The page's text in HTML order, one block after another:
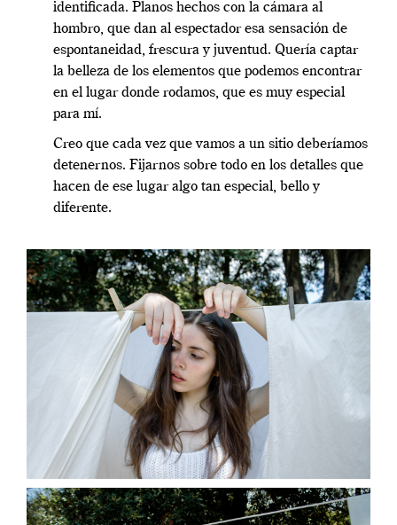
identificada. Planos hechos con la cámara al
hombro, que dan al espectador esa sensación de
espontaneidad, frescura y juventud. Quería captar
la belleza de los elementos que podemos encontrar
en el lugar donde rodamos, que es muy especial
para mí.
Creo que cada vez que vamos a un sitio deberíamos
detenernos. Fijarnos sobre todo en los detalles que
hacen de ese lugar algo tan especial, bello y
diferente.